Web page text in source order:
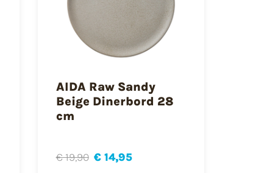
AIDA Raw Sandy
Beige Dinerbord 28
cm
€ 19,90 € 14,95